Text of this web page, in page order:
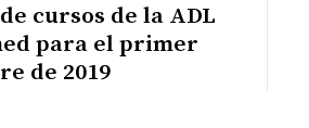
cursos de la ADL
para el primer
de 2019